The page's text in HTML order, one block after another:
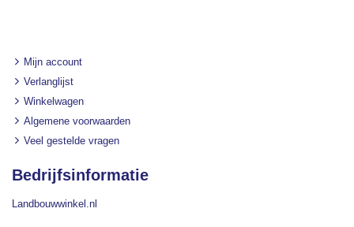
Mijn account
Verlanglijst
Winkelwagen
Algemene voorwaarden
Veel gestelde vragen
Bedrijfsinformatie
Landbouwwinkel.nl